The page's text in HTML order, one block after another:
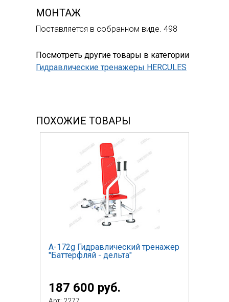
МОНТАЖ
Поставляется в собранном виде. 498
Посмотреть другие товары в категории
Гидравлические тренажеры HERCULES
ПОХОЖИЕ ТОВАРЫ
А-172g Гидравлический тренажер
"Баттерфляй - дельта"
187 600 руб.